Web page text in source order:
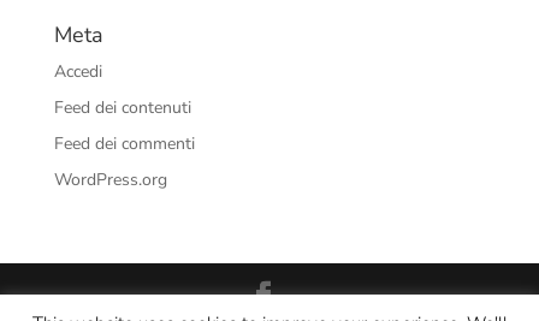
Meta
Accedi
Feed dei contenuti
Feed dei commenti
WordPress.org